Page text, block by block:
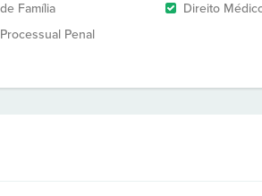
Família
Direito
Penal